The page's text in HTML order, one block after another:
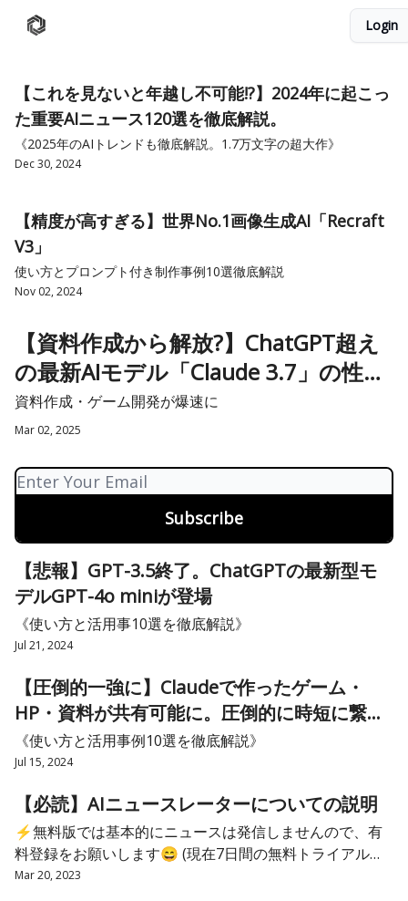
Login
【これを見ないと年越し不可能!?】2024年に起こっ
た重要AIニュース120選を徹底解説。
《2025年のAIトレンドも徹底解説。1.7万文字の超大作》
Dec 30, 2024
【精度が高すぎる】世界No.1画像生成AI「Recraft
V3」
使い方とプロンプト付き制作事例10選徹底解説
Nov 02, 2024
【資料作成から解放?】ChatGPT超え
の最新AIモデル「Claude 3.7」の性能
が半端ない。使い方と活用事例5選を
徹底解説
資料作成・ゲーム開発が爆速に
Mar 02, 2025
【悲報】GPT-3.5終了。ChatGPTの最新型モ
デルGPT-4o miniが登場
《使い方と活用事10選を徹底解説》
Jul 21, 2024
【圧倒的一強に】Claudeで作ったゲーム・
HP・資料が共有可能に。圧倒的に時短に繋が
る機能
《使い方と活用事例10選を徹底解説》
Jul 15, 2024
【必読】AIニュースレーターについての説明
⚡️無料版では基本的にニュースは発信しませんので、有
料登録をお願いします😄 (現在7日間の無料トライアルあ
り)
Mar 20, 2023